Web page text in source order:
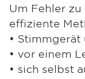
Um Fehler zu
effiziente
• Stimmgerät
• vor einem
• sich selbst